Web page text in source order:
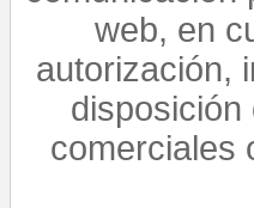
web, en
autorización,
comerciales